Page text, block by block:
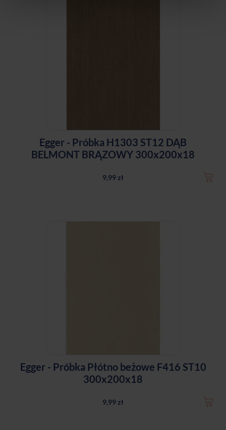
Egger - Próbka H1303 ST12 DĄB
BELMONT BRĄZOWY 300x200x18
9,99 zł
Egger - Próbka Płótno beżowe F416 ST10
300x200x18
9,99 zł